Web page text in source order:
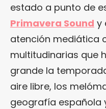
estado a punto de
Primavera Sound y
atención mediática
multitudinarias que
grande la
aire libre, los
geografía española